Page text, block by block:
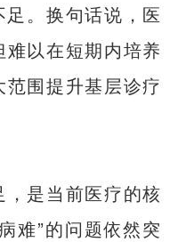
。换句话说，医
以在短期内培养
围提升基层诊疗
是当前医疗的核
难”的问题依然突